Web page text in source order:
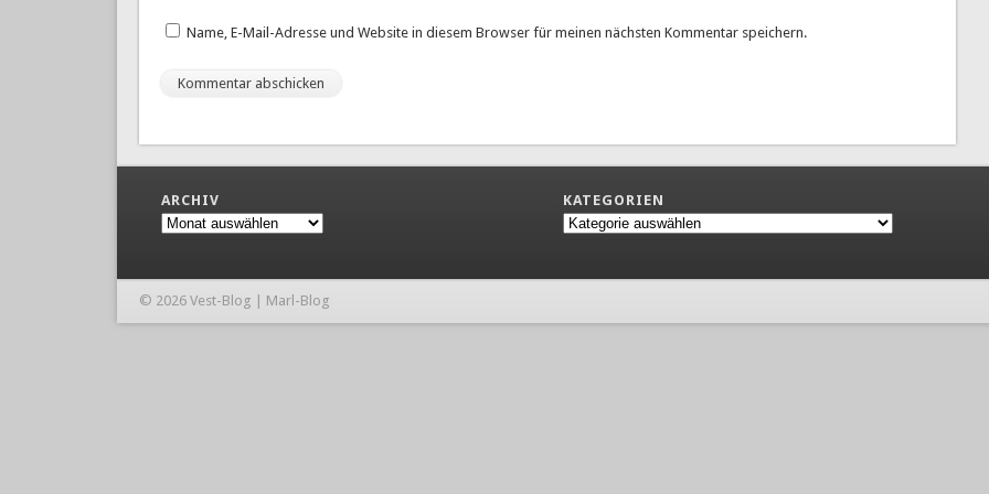
Name, E-Mail-Adresse und Website in diesem Browser für meinen nächsten Kommentar speichern.
ARCHIV
Archiv
KATEGORIEN
Kategorien
© 2026 Vest-Blog | Marl-Blog